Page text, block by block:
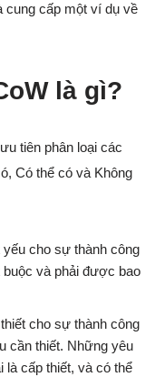
cung cấp một ví dụ về
là gì?
tiên phân loại các
Có thể có và Không
cho sự thành công
và phải được bao
cho sự thành công
cần thiết. Những yêu
là cấp thiết, và có thể